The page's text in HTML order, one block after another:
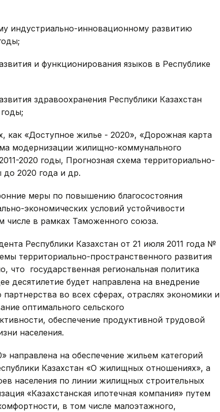
инновационному развитию
и функционирования языков в Республике
здравоохранения Республики Казахстан
годы;
как «Доступное жилье - 2020», «Дорожная карта
модернизации жилищно-коммунального
2020 годы, Прогнозная схема территориально-
до 2020 года и др.
меры по повышению благосостояния
экономических условий устойчивости
числе в рамках Таможенного союза.
Республики Казахстан от 21 июля 2011 года №
территориально-пространственного развития
что государственная региональная политика
десятилетие будет направлена на внедрение
во всех сферах, отраслях экономики и
оптимального сельского
обеспечение продуктивной трудовой
населения.
направлена на обеспечение жильем категорий
Казахстан «О жилищных отношениях», а
населения по линии жилищных строительных
«Казахстанская ипотечная компания» путем
в том числе малоэтажного,